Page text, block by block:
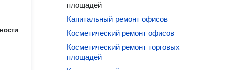
площадей
Капитальный ремонт офисов
Косметический ремонт офисов
Косметический ремонт торговых
площадей